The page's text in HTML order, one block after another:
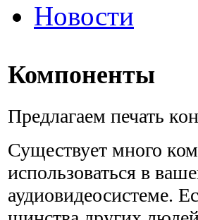
Новости
Компоненты
Предлагаем печать
Существует много
использоваться в
аудиовидеосистеме.